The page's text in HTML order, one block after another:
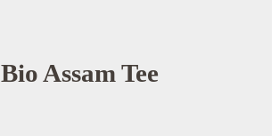
Bio Assam Tee